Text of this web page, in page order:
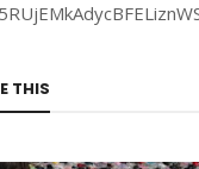
THIS